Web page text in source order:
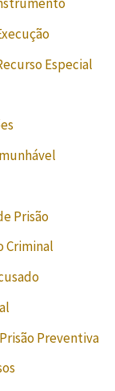
Especial
Prisão
Criminal
Preventiva